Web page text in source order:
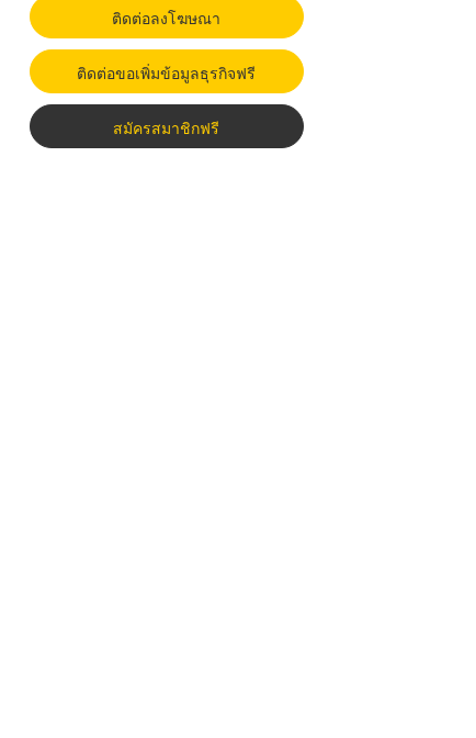
ติดต่อลงโฆษณา
ติดต่อขอเพิ่มข้อมูลธุรกิจฟรี
สมัครสมาชิกฟรี